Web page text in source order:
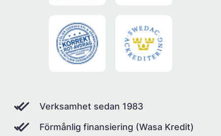
Verksamhet sedan 1983
Förmånlig finansiering (Wasa Kredit)